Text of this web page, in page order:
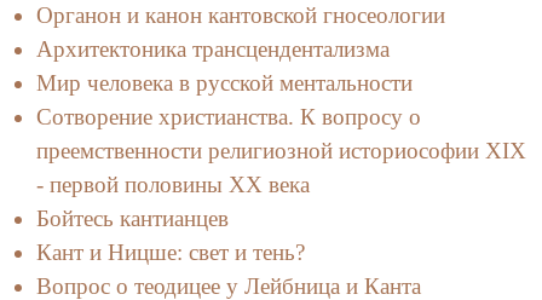
Органон и канон кантовской гносеологии
Архитектоника трансцендентализма
Мир человека в русской ментальности
Сотворение христианства. К вопросу о
преемственности религиозной историософии XIX
- первой половины XX века
Бойтесь кантианцев
Кант и Ницше: свет и тень?
Вопрос о теодицее у Лейбница и Канта